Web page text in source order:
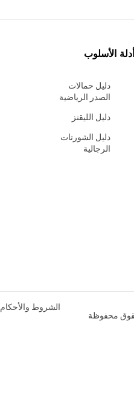
أدلة الأسلوب
دليل حمالات
الصدر الرياضية
دليل الليقنز
دليل الشورتات
الرجالية
الشروط والأحكام